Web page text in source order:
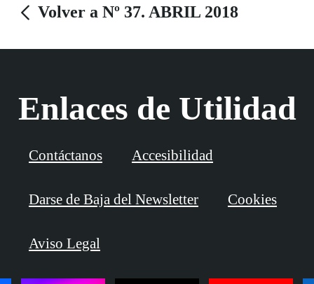
Volver a Nº 37. ABRIL 2018
Enlaces de Utilidad
Contáctanos Accesibilidad
Darse de Baja del Newsletter Cookies
Aviso Legal